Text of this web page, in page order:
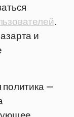
.
и
политика —